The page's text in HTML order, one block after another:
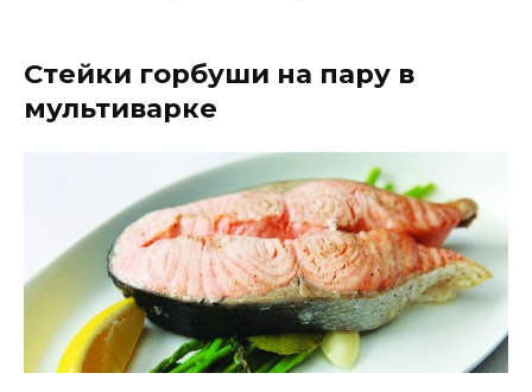
Стейки горбуши на пару в
мультиварке